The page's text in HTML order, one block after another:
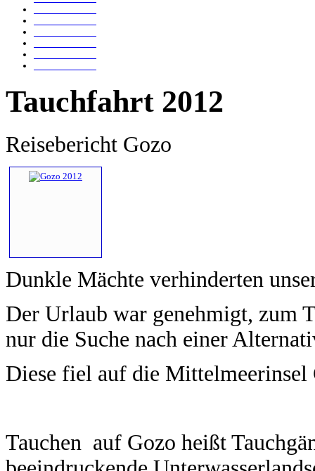
Tauchfahrt 2012
Reisebericht Gozo
Dunkle Mächte verhinderten
Der Urlaub war genehmigt, zum
nur die Suche nach einer
Diese fiel auf die
Tauchen auf Gozo heißt